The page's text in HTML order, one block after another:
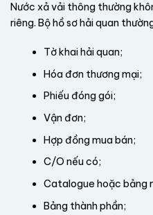
Nước xả vải thông thường
riêng. Bộ hồ sơ hải quan
Tờ khai hải quan;
Hóa đơn thương mại;
Phiếu đóng gói;
Vận đơn;
Hợp đồng mua bán;
C/O nếu có;
Catalogue hoặc bảng
Bảng thành phần;